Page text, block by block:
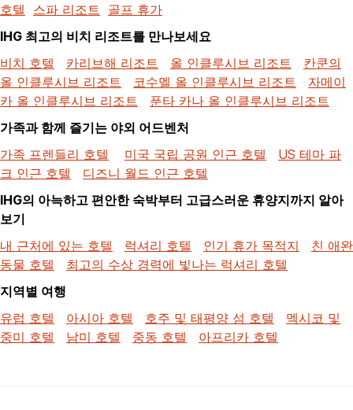
호텔
스파 리조트
골프 휴가
IHG 최고의 비치 리조트를 만나보세요
비치 호텔
카리브해 리조트 올 인클루시브 리조트
칸쿤의
올 인클루시브 리조트
코수멜 올 인클루시브 리조트
자메이
카 올 인클루시브 리조트
푼타 카나 올 인클루시브 리조트
가족과 함께 즐기는 야외 어드벤처
가족 프렌들리 호텔
미국 국립 공원 인근 호텔
US 테마 파
크 인근 호텔
디즈니 월드 인근 호텔
IHG의 아늑하고 편안한 숙박부터 고급스러운 휴양지까지 알아
보기
내 근처에 있는 호텔
럭셔리 호텔 인기 휴가 목적지
친 애완
동물 호텔
최고의 수상 경력에 빛나는 럭셔리 호텔
지역별 여행
유럽 호텔
아시아 호텔 호주 및 태평양 섬 호텔
멕시코 및
중미 호텔
남미 호텔 중동 호텔 아프리카 호텔